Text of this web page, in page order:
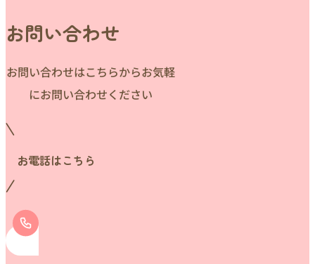
お問い合わせ
お問い合わせはこちらからお気軽
にお問い合わせください
お電話はこちら